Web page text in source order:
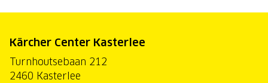
Kärcher Center Kasterlee
Turnhoutsebaan 212
2460 Kasterlee